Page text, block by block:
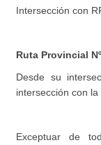
Intersección con
Ruta Provincial
Desde su
intersección con la
Exceptuar de